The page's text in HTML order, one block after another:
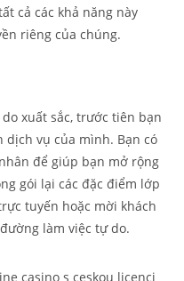
cả các khả năng này
riêng của chúng.
xuất sắc, trước tiên bạn
dịch vụ của mình. Bạn có
để giúp bạn mở rộng
gói lại các đặc điểm lớp
tuyến hoặc mời khách
làm việc tự do.